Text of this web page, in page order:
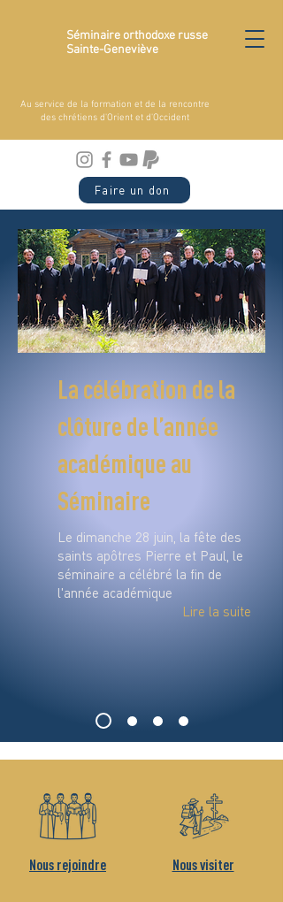
Séminaire orthodoxe russe
Sainte-Geneviève
Au service de la formation et de la rencontre
des chrétiens d'Orient et d'Occident
Faire un don
La célébration de la
clôture de l’année
académique au
Séminaire
Le dimanche 28 juin, la fête des
saints apôtres Pierre et Paul, le
séminaire a célébré la fin de
l'année académique
Lire la suite
Nous rejoindre Nous visiter